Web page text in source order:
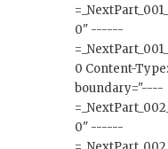
0" ------
0 Content-
boundary="----
0" ------